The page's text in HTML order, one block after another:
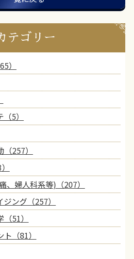
テゴリー
）
5）
257）
、婦人科系等)（207）
ング（257）
51）
（81）